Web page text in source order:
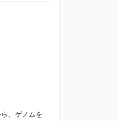
、ゲノムを